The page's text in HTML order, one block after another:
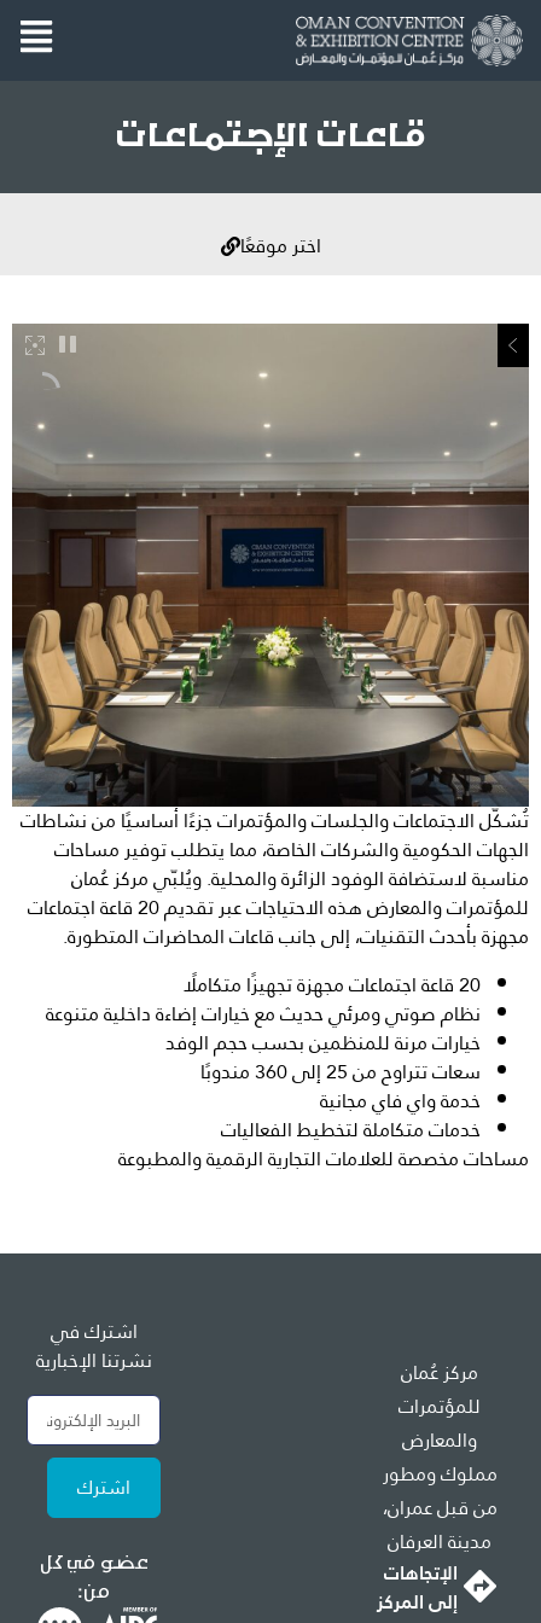
قاعات الإجتماعات
اختر موقعًا
تُشكّل الاجتماعات والجلسات والمؤتمرات جزءًا أساسيًا من نشاطات
الجهات الحكومية والشركات الخاصة، مما يتطلب توفير مساحات
مناسبة لاستضافة الوفود الزائرة والمحلية. ويُلبّي مركز عُمان
للمؤتمرات والمعارض هذه الاحتياجات عبر تقديم 20 قاعة اجتماعات
مجهزة بأحدث التقنيات، إلى جانب قاعات المحاضرات المتطورة.
20 قاعة اجتماعات مجهزة تجهيزًا متكاملًا
نظام صوتي ومرئي حديث مع خيارات إضاءة داخلية متنوعة
خيارات مرنة للمنظمين بحسب حجم الوفد
سعات تتراوح من 25 إلى 360 مندوبًا
خدمة واي فاي مجانية
خدمات متكاملة لتخطيط الفعاليات
مساحات مخصصة للعلامات التجارية الرقمية والمطبوعة
مركز عُمان
للمؤتمرات
والمعارض
مملوك ومطور
من قبل عمران،
مدينة العرفان
الإتجاهات
إلى المركز
اشترك في
نشرتنا الإخبارية
اشترك
عضو في كل
من: